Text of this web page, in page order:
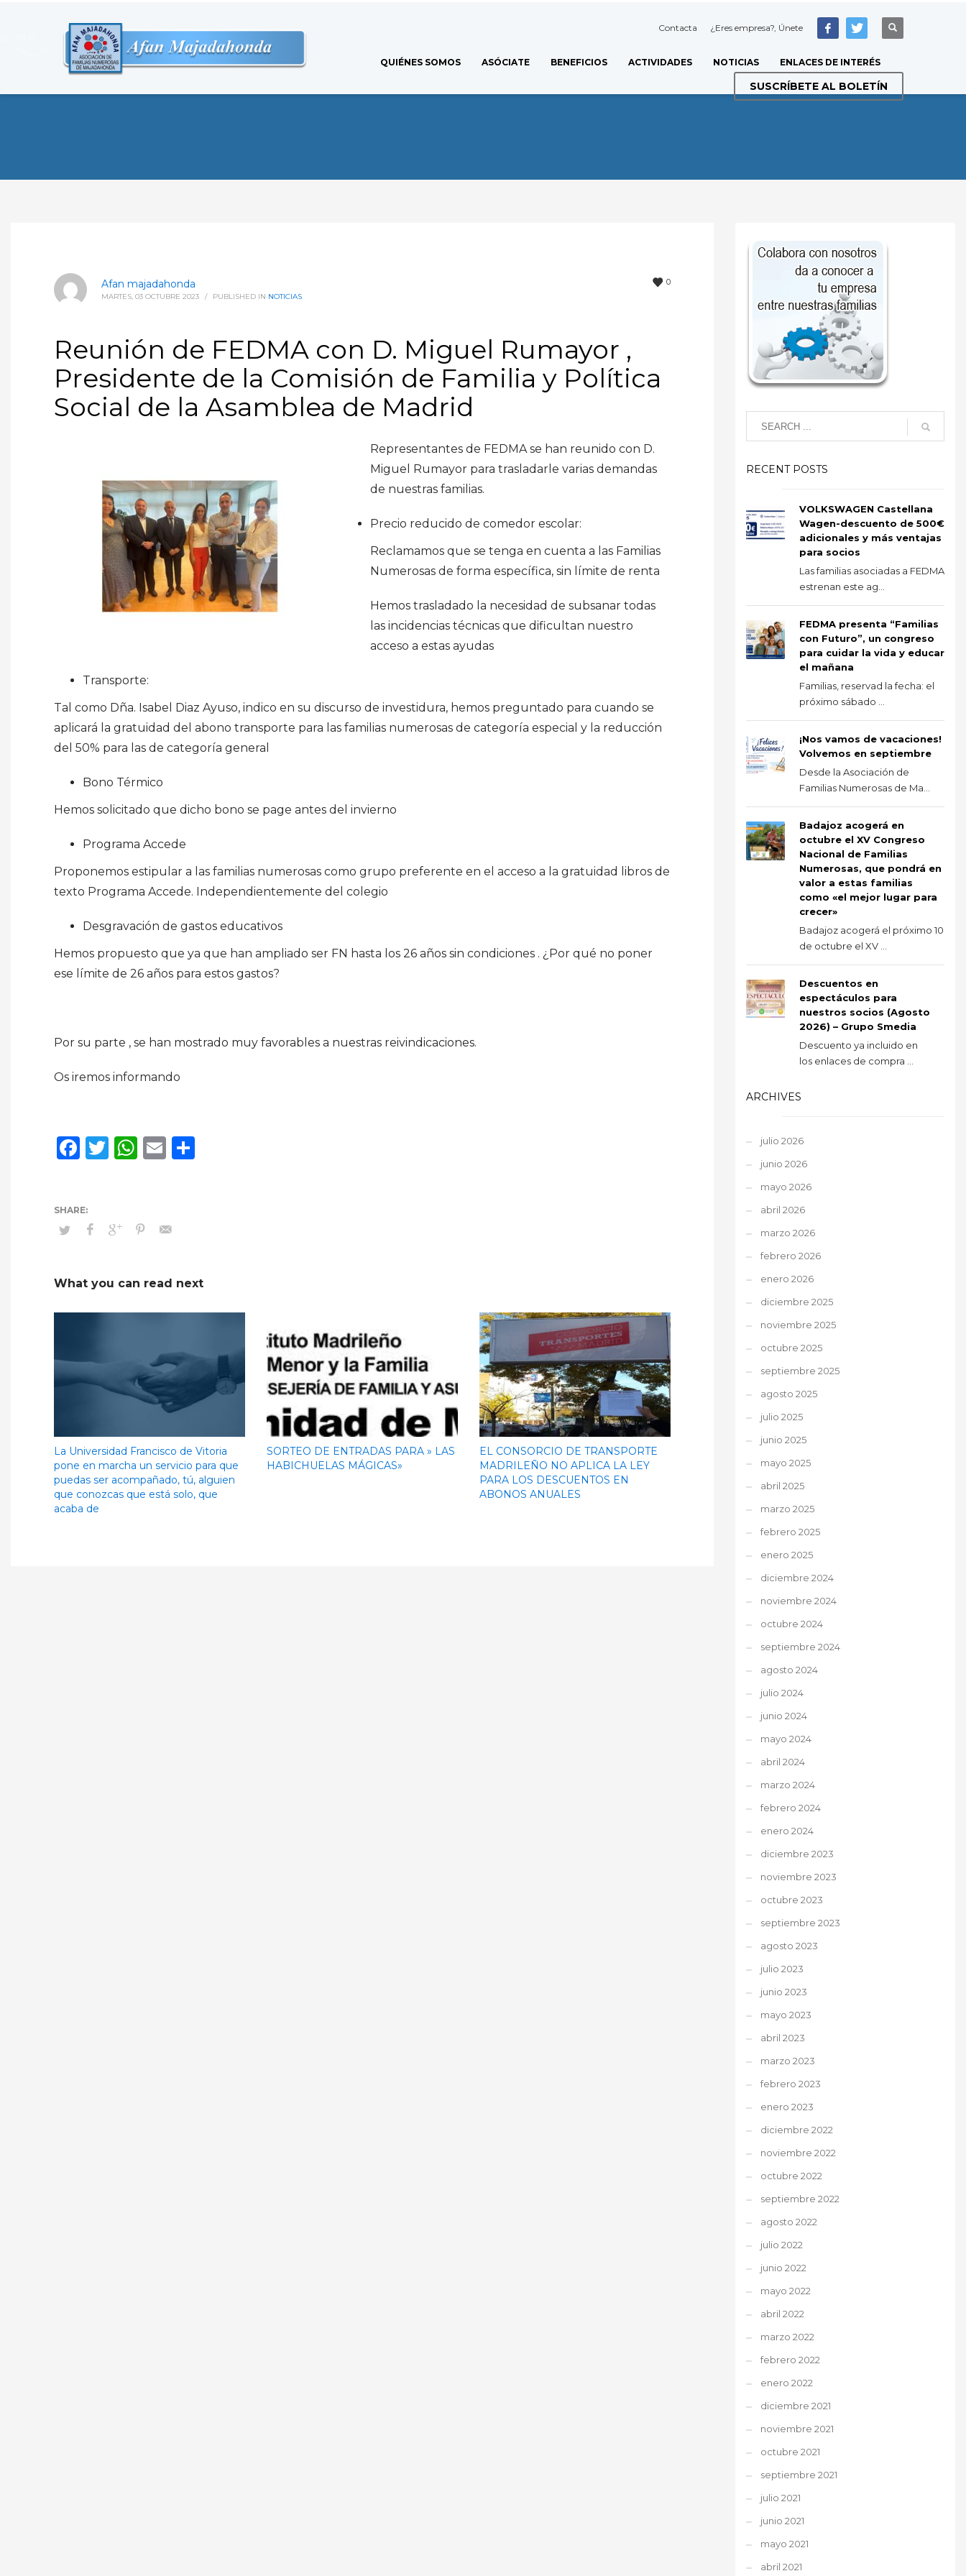
Contacta ¿Eres empresa?, Únete
QUIÉNES SOMOS ASÓCIATE BENEFICIOS ACTIVIDADES NOTICIAS ENLACES DE INTERÉS
SUSCRÍBETE AL BOLETÍN
0
Afan majadahonda
MARTES, 03 OCTUBRE 2023 / PUBLISHED IN NOTICIAS
Reunión de FEDMA con D. Miguel Rumayor ,
Presidente de la Comisión de Familia y Política
Social de la Asamblea de Madrid
Representantes de FEDMA se han reunido con D.
Miguel Rumayor para trasladarle varias demandas
de nuestras familias.
Precio reducido de comedor escolar:
Reclamamos que se tenga en cuenta a las Familias
Numerosas de forma específica, sin límite de renta
Hemos trasladado la necesidad de subsanar todas
las incidencias técnicas que dificultan nuestro
acceso a estas ayudas
Transporte:
Tal como Dña. Isabel Diaz Ayuso, indico en su discurso de investidura, hemos preguntado para cuando se
aplicará la gratuidad del abono transporte para las familias numerosas de categoría especial y la reducción
del 50% para las de categoría general
Bono Térmico
Hemos solicitado que dicho bono se page antes del invierno
Programa Accede
Proponemos estipular a las familias numerosas como grupo preferente en el acceso a la gratuidad libros de
texto Programa Accede. Independientemente del colegio
Desgravación de gastos educativos
Hemos propuesto que ya que han ampliado ser FN hasta los 26 años sin condiciones . ¿Por qué no poner
ese límite de 26 años para estos gastos?
Por su parte , se han mostrado muy favorables a nuestras reivindicaciones.
Os iremos informando
Facebook
Twitter
WhatsApp
Email
What you can read next
La Universidad Francisco de Vitoria
pone en marcha un servicio para que
puedas ser acompañado, tú, alguien
que conozcas que está solo, que
acaba de
SORTEO DE ENTRADAS PARA » LAS
HABICHUELAS MÁGICAS»
EL CONSORCIO DE TRANSPORTE
MADRILEÑO NO APLICA LA LEY
PARA LOS DESCUENTOS EN
ABONOS ANUALES
RECENT POSTS
VOLKSWAGEN Castellana
Wagen-descuento de 500€
adicionales y más ventajas
para socios
Las familias asociadas a FEDMA
estrenan este ag...
FEDMA presenta “Familias
con Futuro”, un congreso
para cuidar la vida y educar
el mañana
Familias, reservad la fecha: el
próximo sábado ...
¡Nos vamos de vacaciones!
Volvemos en septiembre
Desde la Asociación de
Familias Numerosas de Ma...
Badajoz acogerá en
octubre el XV Congreso
Nacional de Familias
Numerosas, que pondrá en
valor a estas familias
como «el mejor lugar para
crecer»
Badajoz acogerá el próximo 10
de octubre el XV ...
Descuentos en
espectáculos para
nuestros socios (Agosto
2026) – Grupo Smedia
Descuento ya incluido en
los enlaces de compra ...
ARCHIVES
julio 2026
junio 2026
mayo 2026
abril 2026
marzo 2026
febrero 2026
enero 2026
diciembre 2025
noviembre 2025
octubre 2025
septiembre 2025
agosto 2025
julio 2025
junio 2025
mayo 2025
abril 2025
marzo 2025
febrero 2025
enero 2025
diciembre 2024
noviembre 2024
octubre 2024
septiembre 2024
agosto 2024
julio 2024
junio 2024
mayo 2024
abril 2024
marzo 2024
febrero 2024
enero 2024
diciembre 2023
noviembre 2023
octubre 2023
septiembre 2023
agosto 2023
julio 2023
junio 2023
mayo 2023
abril 2023
marzo 2023
febrero 2023
enero 2023
diciembre 2022
noviembre 2022
octubre 2022
septiembre 2022
agosto 2022
julio 2022
junio 2022
mayo 2022
abril 2022
marzo 2022
febrero 2022
enero 2022
diciembre 2021
noviembre 2021
octubre 2021
septiembre 2021
julio 2021
junio 2021
mayo 2021
abril 2021